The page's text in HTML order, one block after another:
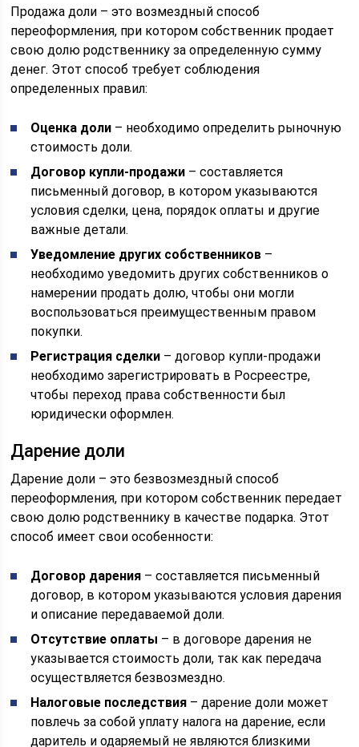
Продажа доли – это возмездный способ
переоформления, при котором собственник продает
свою долю родственнику за определенную сумму
денег. Этот способ требует соблюдения
определенных правил:
Оценка доли – необходимо определить рыночную
стоимость доли.
Договор купли-продажи – составляется
письменный договор, в котором указываются
условия сделки, цена, порядок оплаты и другие
важные детали.
Уведомление других собственников –
необходимо уведомить других собственников о
намерении продать долю, чтобы они могли
воспользоваться преимущественным правом
покупки.
Регистрация сделки – договор купли-продажи
необходимо зарегистрировать в Росреестре,
чтобы переход права собственности был
юридически оформлен.
Дарение доли
Дарение доли – это безвозмездный способ
переоформления, при котором собственник передает
свою долю родственнику в качестве подарка. Этот
способ имеет свои особенности:
Договор дарения – составляется письменный
договор, в котором указываются условия дарения
и описание передаваемой доли.
Отсутствие оплаты – в договоре дарения не
указывается стоимость доли, так как передача
осуществляется безвозмездно.
Налоговые последствия – дарение доли может
повлечь за собой уплату налога на дарение, если
даритель и одаряемый не являются близкими